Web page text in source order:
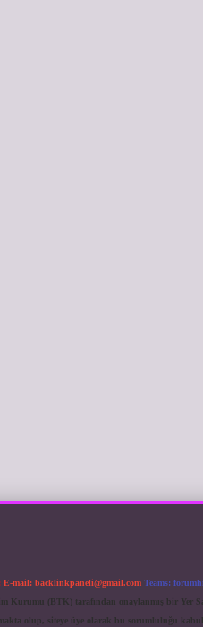
E-mail: backlinkpaneli@gmail.com Teams:
Kurumu (BTK) tarafından onaylanmış bir
olup, siteye üye olarak bu sorumluluğu